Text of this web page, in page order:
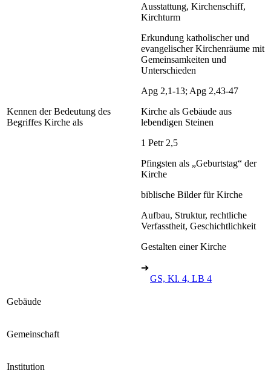
Kennen der Bedeutung des
Begriffes Kirche als
Ausstattung, Kirchenschiff,
Kirchturm
Erkundung katholischer und
evangelischer Kirchenräume mit
Gemeinsamkeiten und
Unterschieden
Apg 2,1-13; Apg 2,43-47
Kirche als Gebäude aus
lebendigen Steinen
1 Petr 2,5
Pfingsten als „Geburtstag“ der
Kirche
biblische Bilder für Kirche
Aufbau, Struktur, rechtliche
Verfasstheit, Geschichtlichkeit
Gestalten einer Kirche
➔
GS, Kl. 4, LB 4
Gebäude
Gemeinschaft
Institution